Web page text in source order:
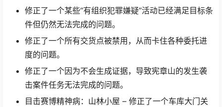
修正了一个某些“有组织犯罪嫌疑”活动已经满足目标条
件但仍然无法完成的问题。
修正了一个所有交货点被禁用，从而卡住各种委托进
度的问题。
修正了一个因为不会生成证据，导致宪章山的发生袭
击案件任务无法完成的问题。
目击赛博精神病：山林小屋 – 修正了一个车库大门关